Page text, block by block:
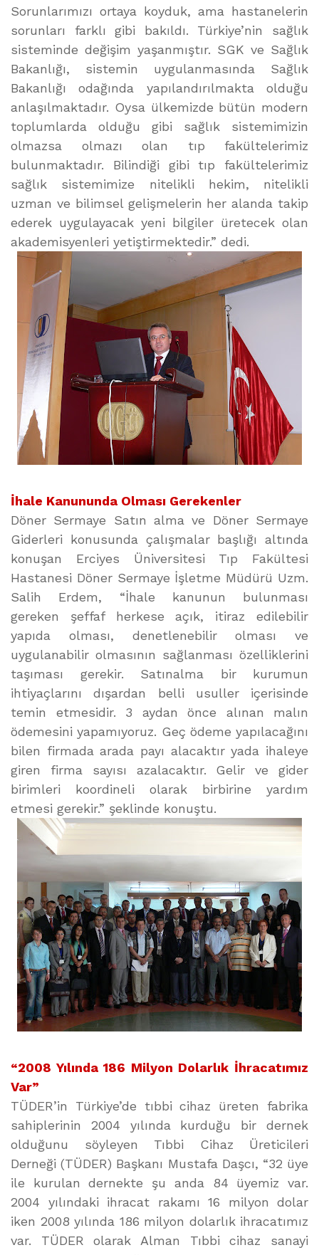
Sorunlarımızı ortaya koyduk, ama hastanelerin
sorunları farklı gibi bakıldı. Türkiye’nin sağlık
sisteminde değişim yaşanmıştır. SGK ve Sağlık
Bakanlığı, sistemin uygulanmasında Sağlık
Bakanlığı odağında yapılandırılmakta olduğu
anlaşılmaktadır. Oysa ülkemizde bütün modern
toplumlarda olduğu gibi sağlık sistemimizin
olmazsa olmazı olan tıp fakültelerimiz
bulunmaktadır. Bilindiği gibi tıp fakültelerimiz
sağlık sistemimize nitelikli hekim, nitelikli
uzman ve bilimsel gelişmelerin her alanda takip
ederek uygulayacak yeni bilgiler üretecek olan
akademisyenleri yetiştirmektedir.” dedi.
İhale Kanununda Olması Gerekenler
Döner Sermaye Satın alma ve Döner Sermaye
Giderleri konusunda çalışmalar başlığı altında
konuşan Erciyes Üniversitesi Tıp Fakültesi
Hastanesi Döner Sermaye İşletme Müdürü Uzm.
Salih Erdem, “İhale kanunun bulunması
gereken şeffaf herkese açık, itiraz edilebilir
yapıda olması, denetlenebilir olması ve
uygulanabilir olmasının sağlanması özelliklerini
taşıması gerekir. Satınalma bir kurumun
ihtiyaçlarını dışardan belli usuller içerisinde
temin etmesidir. 3 aydan önce alınan malın
ödemesini yapamıyoruz. Geç ödeme yapılacağını
bilen firmada arada payı alacaktır yada ihaleye
giren firma sayısı azalacaktır. Gelir ve gider
birimleri koordineli olarak birbirine yardım
etmesi gerekir.” şeklinde konuştu.
“2008 Yılında 186 Milyon Dolarlık İhracatımız
Var”
TÜDER’in Türkiye’de tıbbi cihaz üreten fabrika
sahiplerinin 2004 yılında kurduğu bir dernek
olduğunu söyleyen Tıbbi Cihaz Üreticileri
Derneği (TÜDER) Başkanı Mustafa Daşcı, “32 üye
ile kurulan dernekte şu anda 84 üyemiz var.
2004 yılındaki ihracat rakamı 16 milyon dolar
iken 2008 yılında 186 milyon dolarlık ihracatımız
var. TÜDER olarak Alman Tıbbi cihaz sanayi